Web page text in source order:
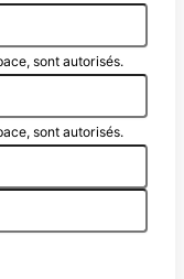
sont autorisés.
sont autorisés.